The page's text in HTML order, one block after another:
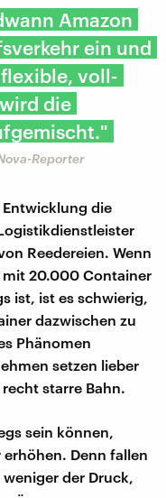
Amazon
ein und
voll-
die
Reporter
die
Reedereien. Wenn
20.000 Container
ist, ist es schwierig,
dazwischen zu
Phänomen
setzen lieber
starre Bahn.
sein können,
Denn fallen
der Druck,